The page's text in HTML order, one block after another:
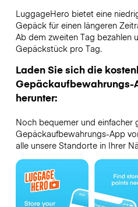
LuggageHero bietet eine
Gepäck für einen längeren
Ab dem zweiten Tag bezahlen
Gepäckstück pro Tag.
Laden Sie sich die
Gepäckaufbewahrungs-
herunter:
Noch bequemer und einfacher
Gepäckaufbewahrungs-App
alle unsere Standorte in Ihrer